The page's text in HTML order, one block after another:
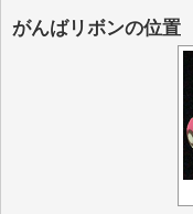
がんばリボンの位置